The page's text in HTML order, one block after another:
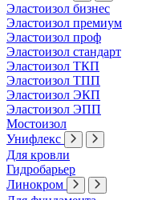
Эластоизол бизнес
Эластоизол премиум
Эластоизол проф
Эластоизол стандарт
Эластоизол ТКП
Эластоизол ТПП
Эластоизол ЭКП
Эластоизол ЭПП
Мостоизол
Унифлекс
Для кровли
Гидробарьер
Линокром